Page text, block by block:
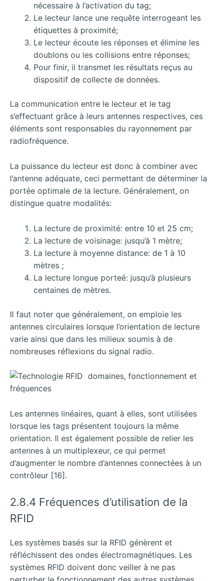
nécessaire à l’activation du tag;
Le lecteur lance une requête interrogeant les
étiquettes à proximité;
Le lecteur écoute les réponses et élimine les
doublons ou les collisions entre réponses;
Pour finir, il transmet les résultats reçus au
dispositif de collecte de données.
La communication entre le lecteur et le tag
s’effectuant grâce à leurs antennes respectives, ces
éléments sont responsables du rayonnement par
radiofréquence.
La puissance du lecteur est donc à combiner avec
l’antenne adéquate, ceci permettant de déterminer la
portée optimale de la lecture. Généralement, on
distingue quatre modalités:
La lecture de proximité: entre 10 et 25 cm;
La lecture de voisinage: jusqu’à 1 mètre;
La lecture à moyenne distance: de 1 à 10
mètres ;
La lecture longue porteé: jusqu’à plusieurs
centaines de mètres.
Il faut noter que généralement, on emploie les
antennes circulaires lorsque l’orientation de lecture
varie ainsi que dans les milieux soumis à de
nombreuses réflexions du signal radio.
Les antennes linéaires, quant à elles, sont utilisées
lorsque les tags présentent toujours la même
orientation. Il est également possible de relier les
antennes à un multiplexeur, ce qui permet
d’augmenter le nombre d’antennes connectées à un
contrôleur [16].
2.8.4 Fréquences d’utilisation de la
RFID
Les systèmes basés sur la RFID génèrent et
réfléchissent des ondes électromagnétiques. Les
systèmes RFID doivent donc veiller à ne pas